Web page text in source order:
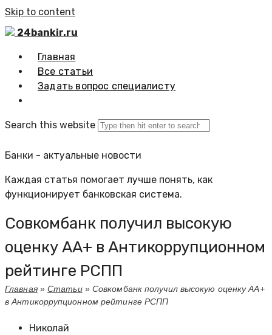
Skip to content
24bankir.ru
Главная
Все статьи
Задать вопрос специалисту
Search this website
Банки - актуальные новости
Каждая статья помогает лучше понять, как
функционирует банковская система.
Совкомбанк получил высокую
оценку АА+ в Антикоррупционном
рейтинге РСПП
Главная»Статьи» Совкомбанк получил высокую оценку АА+
в Антикоррупционном рейтинге РСПП
Николай